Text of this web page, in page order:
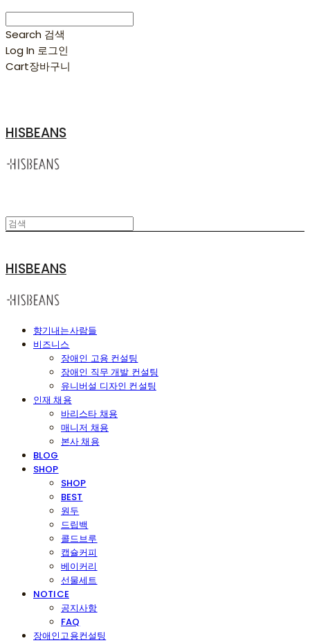
Search 검색
Log In 로그인
Cart장바구니
HISBEANS
HISBEANS
향기내는사람들
비즈니스
장애인 고용 컨설팅
장애인 직무 개발 컨설팅
유니버설 디자인 컨설팅
인재 채용
바리스타 채용
매니저 채용
본사 채용
BLOG
SHOP
SHOP
BEST
원두
드립백
콜드브루
캡슐커피
베이커리
선물세트
NOTICE
공지사항
FAQ
장애인고용컨설팅